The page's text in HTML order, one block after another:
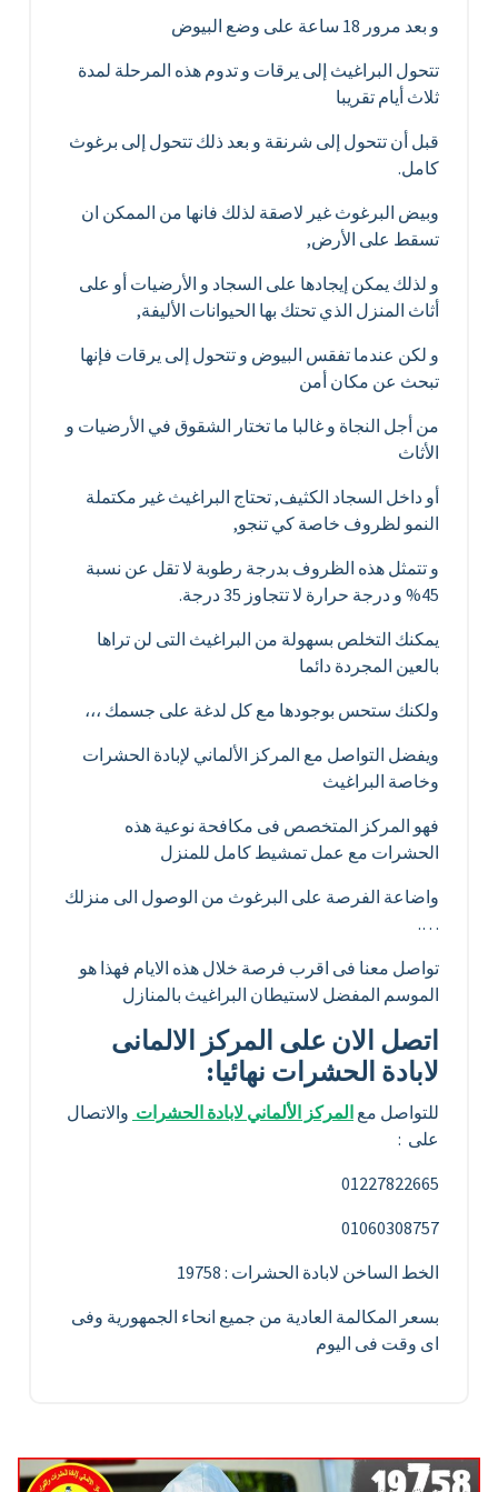
و بعد مرور 18 ساعة على وضع البيوض
تتحول البراغيث إلى يرقات و تدوم هذه المرحلة لمدة
ثلاث أيام تقريبا
قبل أن تتحول إلى شرنقة و بعد ذلك تتحول إلى برغوث
كامل.
وبيض البرغوث غير لاصقة لذلك فانها من الممكن ان
تسقط على الأرض,
و لذلك يمكن إيجادها على السجاد و الأرضيات أو على
أثاث المنزل الذي تحتك بها الحيوانات الأليفة,
و لكن عندما تفقس البيوض و تتحول إلى يرقات فإنها
تبحث عن مكان أمن
من أجل النجاة و غالبا ما تختار الشقوق في الأرضيات و
الأثاث
أو داخل السجاد الكثيف, تحتاج البراغيث غير مكتملة
النمو لظروف خاصة كي تنجو,
و تتمثل هذه الظروف بدرجة رطوبة لا تقل عن نسبة
45% و درجة حرارة لا تتجاوز 35 درجة.
يمكنك التخلص بسهولة من البراغيث التى لن تراها
بالعين المجردة دائما
ولكنك ستحس بوجودها مع كل لدغة على جسمك ،،،
ويفضل التواصل مع المركز الألماني لإبادة الحشرات
وخاصة البراغيث
فهو المركز المتخصص فى مكافحة نوعية هذه
الحشرات مع عمل تمشيط كامل للمنزل
واضاعة الفرصة على البرغوث من الوصول الى منزلك
….
تواصل معنا فى اقرب فرصة خلال هذه الايام فهذا هو
الموسم المفضل لاستيطان البراغيث بالمنازل
اتصل الان على المركز الالمانى
لابادة الحشرات نهائيا:
للتواصل معالمركز الألماني لابادة الحشراتوالاتصال
على :
01227822665
01060308757
الخط الساخن لابادة الحشرات : 19758
بسعر المكالمة العادية من جميع انحاء الجمهورية وفى
اى وقت فى اليوم